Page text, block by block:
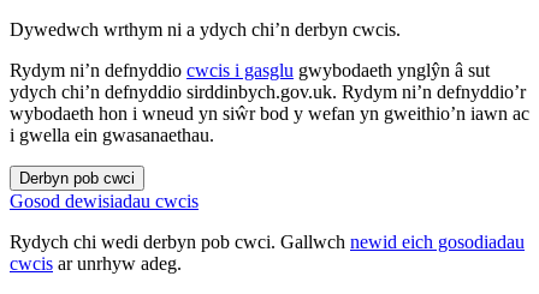
Dywedwch wrthym ni a ydych chi’n derbyn cwcis.
Rydym ni’n defnyddio cwcis i gasglu gwybodaeth ynglŷn â sut
ydych chi’n defnyddio sirddinbych.gov.uk. Rydym ni’n defnyddio’r
wybodaeth hon i wneud yn siŵr bod y wefan yn gweithio’n iawn ac
i gwella ein gwasanaethau.
Derbyn pob cwci
Gosod dewisiadau cwcis
Rydych chi wedi derbyn pob cwci. Gallwch newid eich gosodiadau
cwcis ar unrhyw adeg.